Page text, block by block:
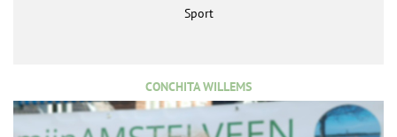
Sport
CONCHITA WILLEMS